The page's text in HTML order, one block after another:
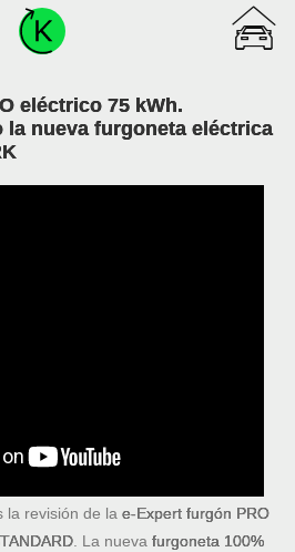
eléctrico 75 kWh.
la nueva furgoneta eléctrica
la revisión de la e-Expert furgón PRO
. La nueva furgoneta 100%